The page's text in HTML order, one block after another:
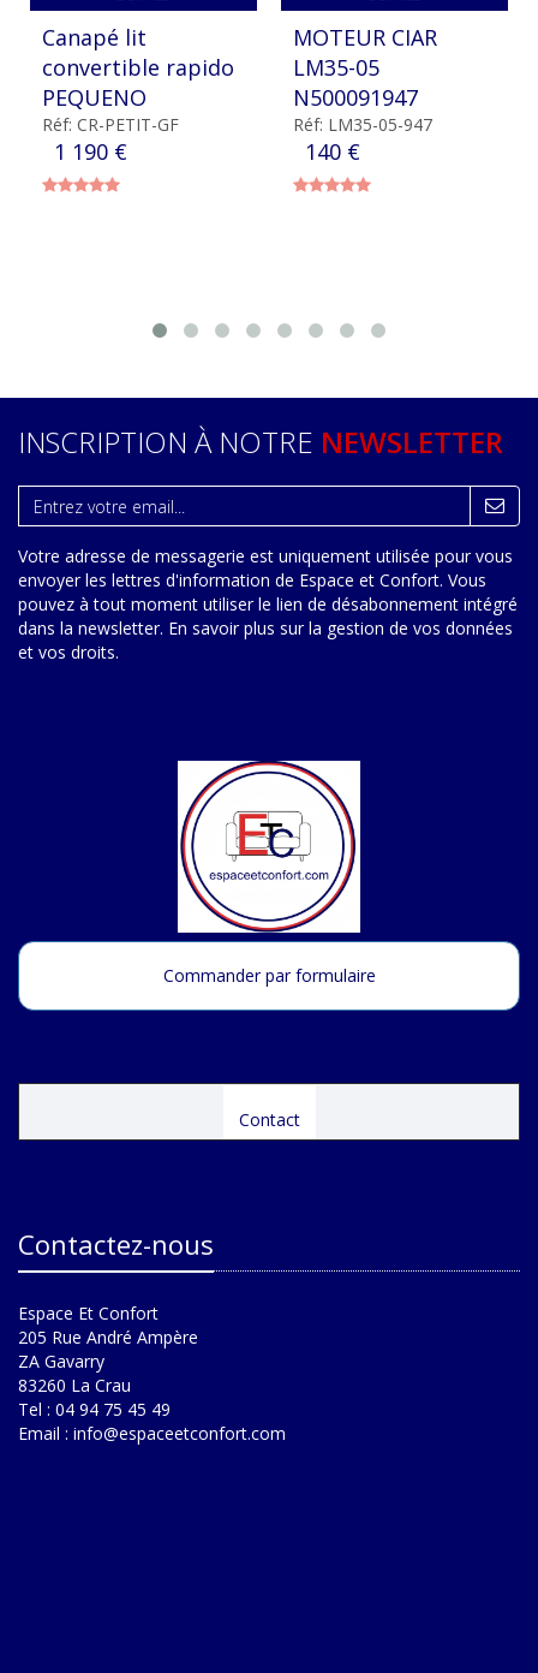
Canapé lit
convertible rapido
PEQUENO
Réf: CR-PETIT-GF
1 190 €
MOTEUR CIAR
LM35-05
N500091947
Réf: LM35-05-947
140 €
INSCRIPTION À NOTRE NEWSLETTER
Votre adresse de messagerie est uniquement utilisée pour vous
envoyer les lettres d'information de Espace et Confort. Vous
pouvez à tout moment utiliser le lien de désabonnement intégré
dans la newsletter. En savoir plus sur la gestion de vos données
et vos droits.
Commander par formulaire
Contact
Contactez-nous
Espace Et Confort
205 Rue André Ampère
ZA Gavarry
83260 La Crau
Tel : 04 94 75 45 49
Email : info@espaceetconfort.com